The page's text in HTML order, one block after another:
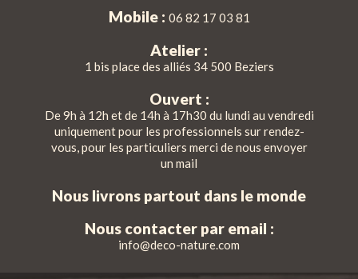
Mobile : 06 82 17 03 81
Atelier :
1 bis place des alliés 34 500 Beziers
Ouvert :
De 9h à 12h et de 14h à 17h30 du lundi au vendredi
uniquement pour les professionnels sur rendez-
vous, pour les particuliers merci de nous envoyer
un mail
Nous livrons partout dans le monde
Nous contacter par email :
info@deco-nature.com